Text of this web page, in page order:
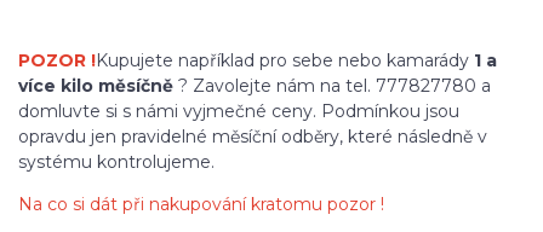
POZOR !Kupujete například pro sebe nebo kamarády 1 a
více kilo měsíčně ? Zavolejte nám na tel. 777827780 a
domluvte si s námi vyjmečné ceny. Podmínkou jsou
opravdu jen pravidelné měsíční odběry, které následně v
systému kontrolujeme.
Na co si dát při nakupování kratomu pozor !